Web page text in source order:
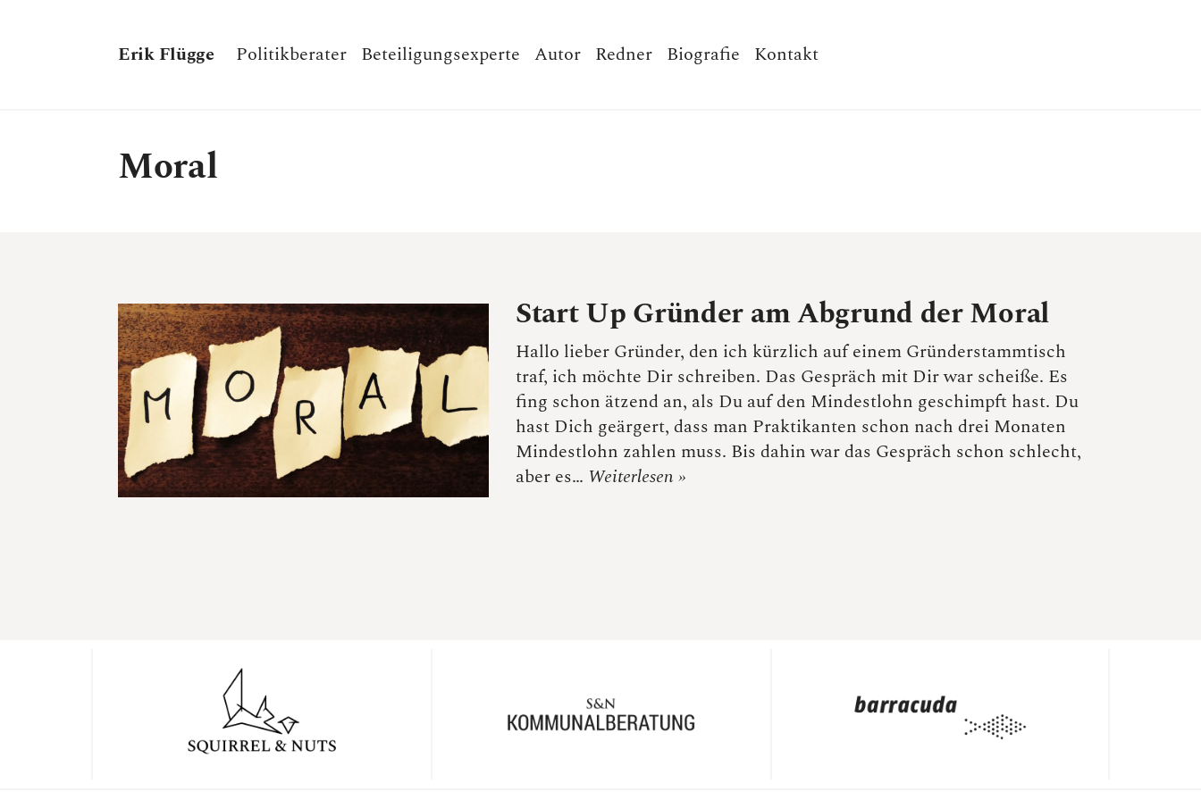
Erik Flügge Politikberater Beteiligungsexperte Autor Redner Biografie Kontakt
Moral
Start Up Gründer am Abgrund der Moral
Hallo lieber Gründer, den ich kürzlich auf einem Gründerstammtisch
traf, ich möchte Dir schreiben. Das Gespräch mit Dir war scheiße. Es
fing schon ätzend an, als Du auf den Mindestlohn geschimpft hast. Du
hast Dich geärgert, dass man Praktikanten schon nach drei Monaten
Mindestlohn zahlen muss. Bis dahin war das Gespräch schon schlecht,
aber es… Weiterlesen »